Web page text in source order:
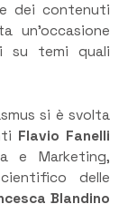
dei contenuti
un’occasione
su temi quali
si è svolta
Flavio Fanelli
e Marketing,
delle
Blandino